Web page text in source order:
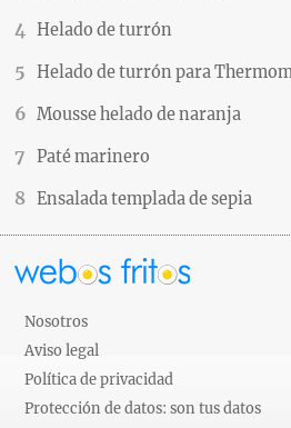
Helado de turrón
Helado de turrón para
Mousse helado de naranja
Paté marinero
Ensalada templada de sepia
Nosotros
Aviso legal
Política de privacidad
Protección de datos: son tus datos